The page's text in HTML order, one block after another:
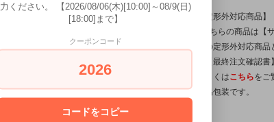
【定形外対応商品】
※こちらの商品は【
他の定形外対応商
は【最終注文確認書
詳しくはこちらをご
簡易包装です。
力ください。 【2026/08/06(木)[10:00]～08/9(日)
[18:00]まで】
クーポンコード
2026
コードをコピー